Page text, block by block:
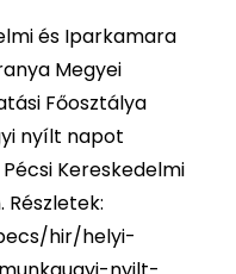
és Iparkamara
Megyei
Főosztálya
nyílt napot
Kereskedelmi
hir/helyi-